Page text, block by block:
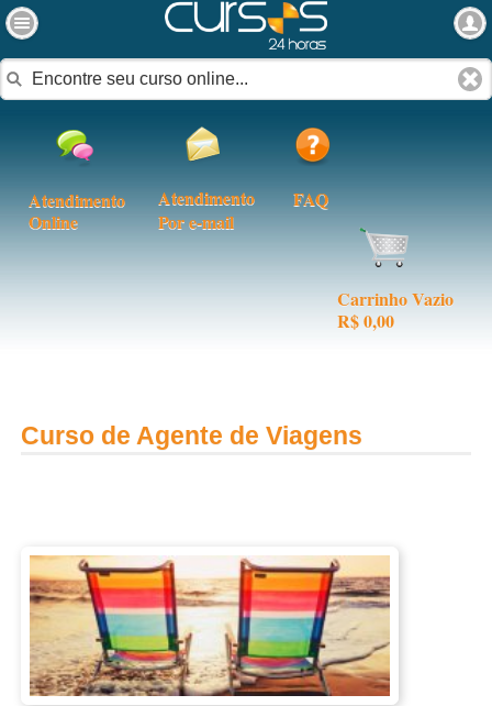
Atendimento
Online
Atendimento
Por e-mail
FAQ
Carrinho Vazio
R$ 0,00
Curso de Agente de Viagens